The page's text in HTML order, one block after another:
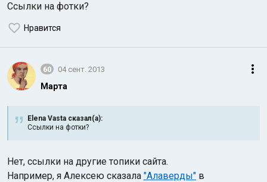
Ссылки на фотки?
Нравится
60 04 сент. 2013
Марта
Elena Vasta сказал(а):
Ссылки на фотки?
Нет, ссылки на другие топики сайта.
Например, я Алексею сказала "Алаверды" в